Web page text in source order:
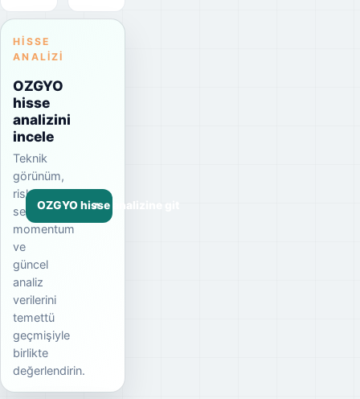
HISSE
ANALIZI
OZGYO
hisse
analizini
incele
Teknik
görünüm,
risk
seviyesi,
momentum
ve
güncel
analiz
verilerini
temettü
geçmişiyle
birlikte
değerlendirin.
OZGYO hisse analizine git